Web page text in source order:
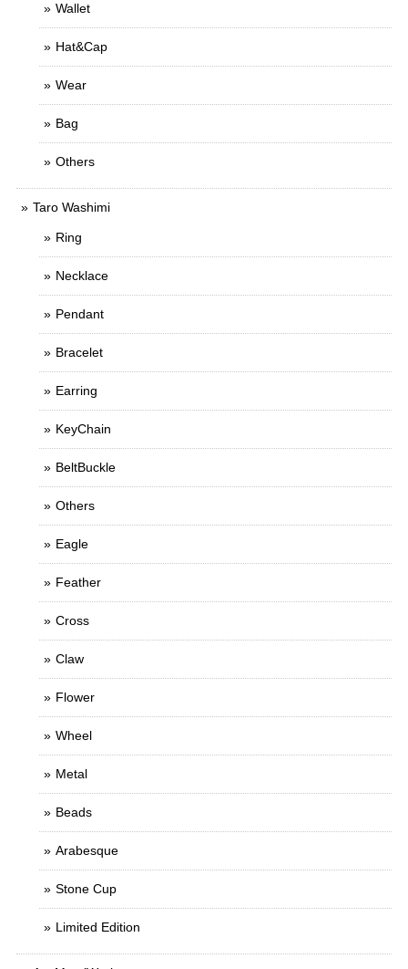
Wallet
Hat&Cap
Wear
Bag
Others
Taro Washimi
Ring
Necklace
Pendant
Bracelet
Earring
KeyChain
BeltBuckle
Others
Eagle
Feather
Cross
Claw
Flower
Wheel
Metal
Beads
Arabesque
Stone Cup
Limited Edition